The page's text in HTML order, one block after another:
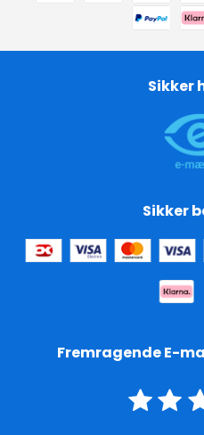
Sikker
Sikker
Fremragende E-